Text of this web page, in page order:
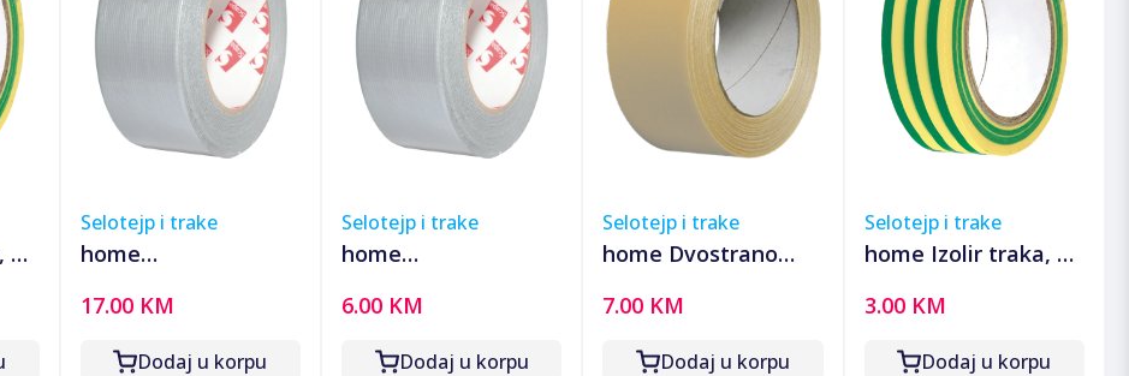
Selotejp i trake
home
(Duck Tape) traka,
50 met - RS 50
17.00 KM
Dodaj u korpu
Selotejp i trake
home
(Duck Tape) traka,
10 met - RS 50/10
6.00 KM
Dodaj u korpu
Selotejp i trake
home Dvostrano
met, dvostrana - RS
52/10
7.00 KM
Dodaj u korpu
Selotejp i trake
home Izolir traka, 20
G-20 YE/GR
3.00 KM
Dodaj u korpu